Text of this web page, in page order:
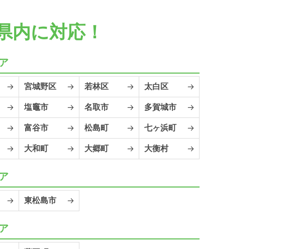
内に対応！
宮城野区 若林区 太白区
塩竈市 名取市 多賀城市
富谷市 松島町 七ヶ浜町
大和町 大郷町 大衡村
東松島市